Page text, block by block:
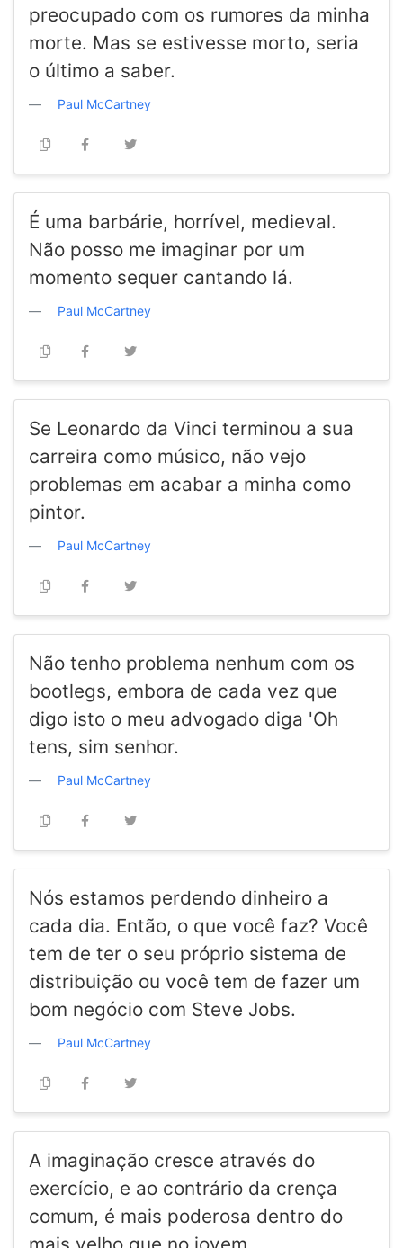
preocupado com os rumores da minha
morte. Mas se estivesse morto, seria
o último a saber.
Paul McCartney
É uma barbárie, horrível, medieval.
Não posso me imaginar por um
momento sequer cantando lá.
Paul McCartney
Se Leonardo da Vinci terminou a sua
carreira como músico, não vejo
problemas em acabar a minha como
pintor.
Paul McCartney
Não tenho problema nenhum com os
bootlegs, embora de cada vez que
digo isto o meu advogado diga 'Oh
tens, sim senhor.
Paul McCartney
Nós estamos perdendo dinheiro a
cada dia. Então, o que você faz? Você
tem de ter o seu próprio sistema de
distribuição ou você tem de fazer um
bom negócio com Steve Jobs.
Paul McCartney
A imaginação cresce através do
exercício, e ao contrário da crença
comum, é mais poderosa dentro do